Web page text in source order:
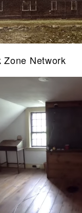
Zone Network